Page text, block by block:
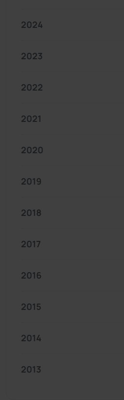
2024
2023
2022
2021
2020
2019
2018
2017
2016
2015
2014
2013